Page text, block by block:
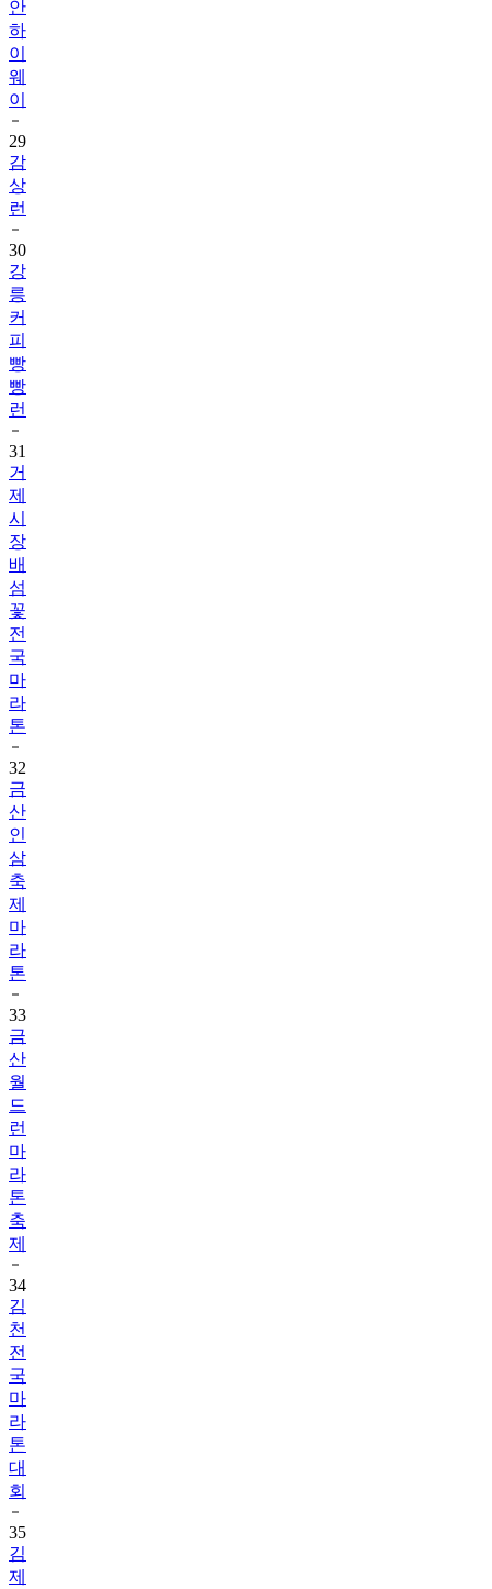
안
하
이
웨
이
29
감
상
런
30
강
릉
커
피
빵
빵
런
31
거
제
시
장
배
섬
꽃
전
국
마
라
톤
32
금
산
인
삼
축
제
마
라
톤
33
금
산
월
드
런
마
라
톤
축
제
34
김
천
전
국
마
라
톤
대
회
35
김
제